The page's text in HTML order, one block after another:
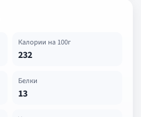
Калории на 100г
232
Белки
13